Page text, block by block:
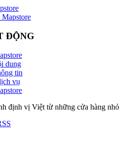
ĐỘNG
dung
tin
vụ
định vị Việt từ những cửa hàng nhỏ